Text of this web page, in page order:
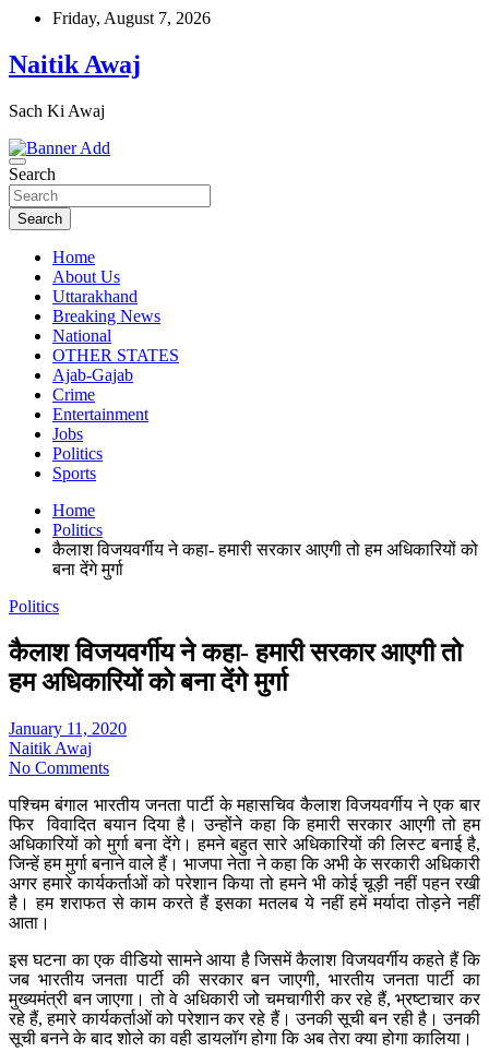
Skip
content
Friday, August 7, 2026
Naitik Awaj
Sach Ki Awaj
Search
Search
Home
About Us
Uttarakhand
Breaking News
National
OTHER STATES
Ajab-Gajab
Crime
Entertainment
Jobs
Politics
Sports
Home
Politics
कैलाश विजयवर्गीय ने कहा- हमारी सरकार आएगी तो हम अधिकारियों को
बना देंगे मुर्गा
Politics
कैलाश विजयवर्गीय ने कहा- हमारी सरकार आएगी तो
हम अधिकारियों को बना देंगे मुर्गा
January 11, 2020
Naitik Awaj
No Comments
पश्चिम बंगाल भारतीय जनता पार्टी के महासचिव कैलाश विजयवर्गीय ने एक बार
फिर विवादित बयान दिया है। उन्होंने कहा कि हमारी सरकार आएगी तो हम
अधिकारियों को मुर्गा बना देंगे। हमने बहुत सारे अधिकारियों की लिस्ट बनाई है,
जिन्हें हम मुर्गा बनाने वाले हैं। भाजपा नेता ने कहा कि अभी के सरकारी अधिकारी
अगर हमारे कार्यकर्ताओं को परेशान किया तो हमने भी कोई चूड़ी नहीं पहन रखी
है। हम शराफत से काम करते हैं इसका मतलब ये नहीं हमें मर्यादा तोड़ने नहीं
आता।
इस घटना का एक वीडियो सामने आया है जिसमें कैलाश विजयवर्गीय कहते हैं कि
जब भारतीय जनता पार्टी की सरकार बन जाएगी, भारतीय जनता पार्टी का
मुख्यमंत्री बन जाएगा। तो वे अधिकारी जो चमचागीरी कर रहे हैं, भ्रष्टाचार कर
रहे हैं, हमारे कार्यकर्ताओं को परेशान कर रहे हैं। उनकी सूची बन रही है। उनकी
सूची बनने के बाद शोले का वही डायलॉग होगा कि अब तेरा क्या होगा कालिया।